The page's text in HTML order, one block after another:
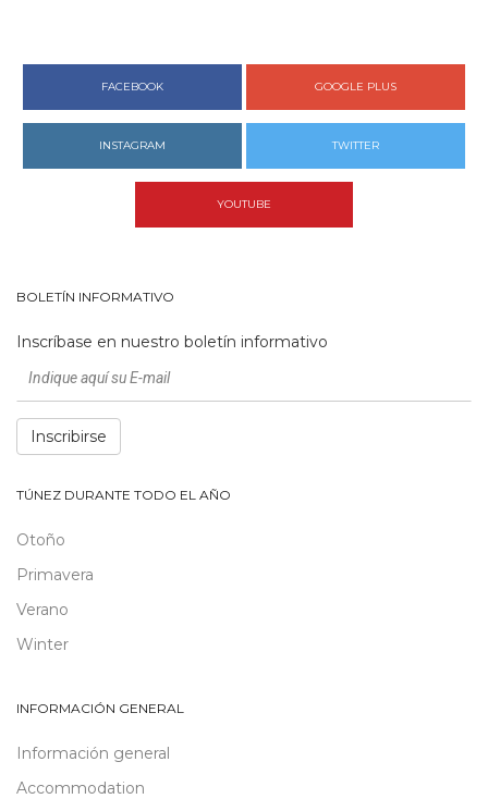
FACEBOOK GOOGLE PLUS
INSTAGRAM TWITTER
YOUTUBE
BOLETÍN INFORMATIVO
Inscríbase en nuestro boletín informativo
Inscribirse
TÚNEZ DURANTE TODO EL AÑO
Otoño
Primavera
Verano
Winter
INFORMACIÓN GENERAL
Información general
Accommodation